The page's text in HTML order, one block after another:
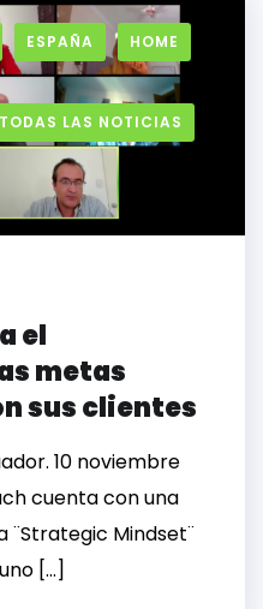
ESPAÑA HOME
TODAS LAS NOTICIAS
el
metas
sus clientes
10 noviembre
cuenta con una
Mindset¨
[…]